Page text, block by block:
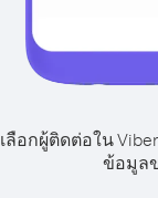
เลือกผู้ติดต่อใน
ข้อมูล